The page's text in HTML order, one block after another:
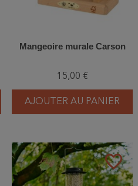
Mangeoire murale Carson
15,00 €
AJOUTER AU PANIER
favorite_border